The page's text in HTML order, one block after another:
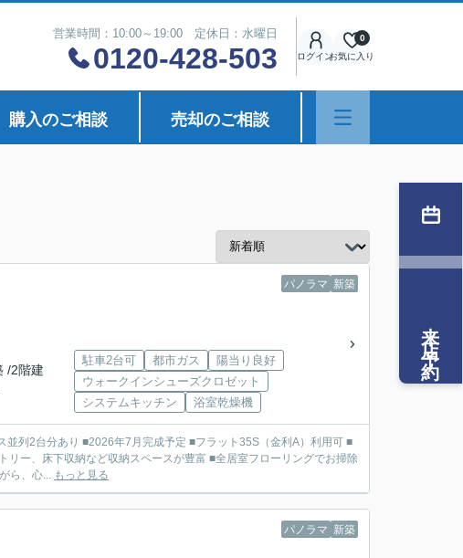
営業時間：10:00～19:00 定休日：水曜日
0120-428-503 ログインお気に入り
0
購入のご相談 売却のご相談
パノラマ 新築
/2階建
駐車2台可 都市ガス
陽当り良好
ウォークインシューズクロゼット
システムキッチン
浴室乾燥機
ー、床下収納など収納スペースが豊富 ■全居室フローリングでお掃除
ら、心... もっと見る
パノラマ 新築
来店予約